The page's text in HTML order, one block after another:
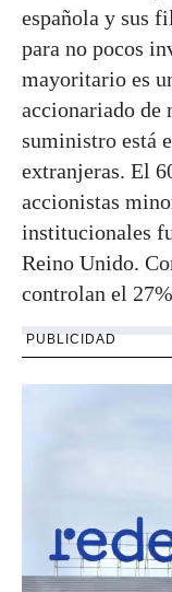
española y sus
para no pocos
mayoritario es
accionariado de
suministro está
extranjeras. El
accionistas
institucionales
Reino Unido.
controlan el
PUBLICIDAD